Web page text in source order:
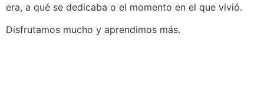
era, a qué se dedicaba o el momento en el que vivió.
Disfrutamos mucho y aprendimos más.